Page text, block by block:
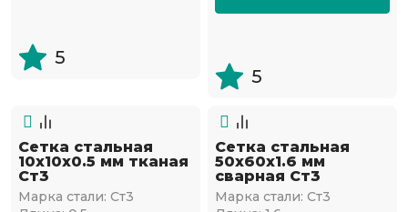
5
5
Сетка стальная
10х10х0.5 мм тканая
Ст3
Марка стали: Ст3
Сетка стальная
50х60х1.6 мм
сварная Ст3
Марка стали: Ст3